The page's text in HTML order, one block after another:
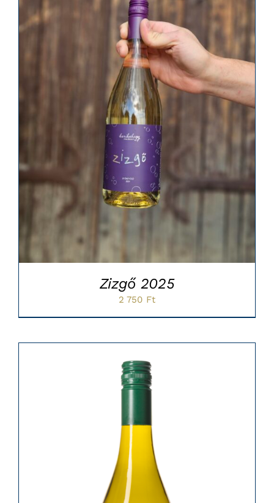
Zizgő 2025
2 750 Ft